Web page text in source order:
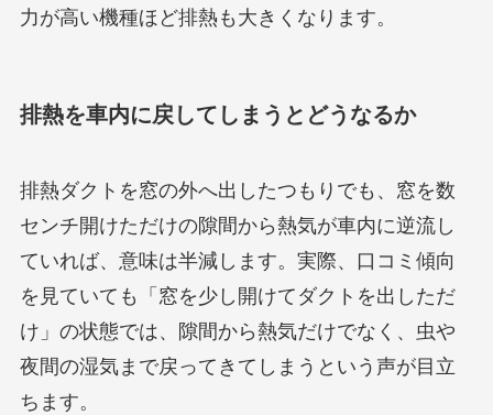
力が高い機種ほど排熱も大きくなります。
排熱を車内に戻してしまうとどうなるか
排熱ダクトを窓の外へ出したつもりでも、窓を数
センチ開けただけの隙間から熱気が車内に逆流し
ていれば、意味は半減します。実際、口コミ傾向
を見ていても「窓を少し開けてダクトを出しただ
け」の状態では、隙間から熱気だけでなく、虫や
夜間の湿気まで戻ってきてしまうという声が目立
ちます。